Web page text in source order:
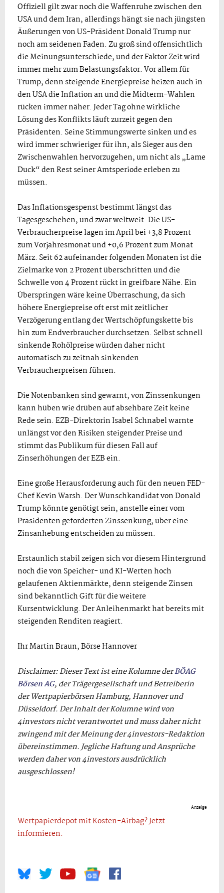
Offiziell gilt zwar noch die Waffenruhe zwischen den
USA und dem Iran, allerdings hängt sie nach jüngsten
Äußerungen von US-Präsident Donald Trump nur
noch am seidenen Faden. Zu groß sind offensichtlich
die Meinungsunterschiede, und der Faktor Zeit wird
immer mehr zum Belastungsfaktor. Vor allem für
Trump, denn steigende Energiepreise heizen auch in
den USA die Inflation an und die Midterm-Wahlen
rücken immer näher. Jeder Tag ohne wirkliche
Lösung des Konflikts läuft zurzeit gegen den
Präsidenten. Seine Stimmungswerte sinken und es
wird immer schwieriger für ihn, als Sieger aus den
Zwischenwahlen hervorzugehen, um nicht als „Lame
Duck“ den Rest seiner Amtsperiode erleben zu
müssen.
Das Inflationsgespenst bestimmt längst das
Tagesgeschehen, und zwar weltweit. Die US-
Verbraucherpreise lagen im April bei +3,8 Prozent
zum Vorjahresmonat und +0,6 Prozent zum Monat
März. Seit 62 aufeinander folgenden Monaten ist die
Zielmarke von 2 Prozent überschritten und die
Schwelle von 4 Prozent rückt in greifbare Nähe. Ein
Überspringen wäre keine Überraschung, da sich
höhere Energiepreise oft erst mit zeitlicher
Verzögerung entlang der Wertschöpfungskette bis
hin zum Endverbraucher durchsetzen. Selbst schnell
sinkende Rohölpreise würden daher nicht
automatisch zu zeitnah sinkenden
Verbraucherpreisen führen.
Die Notenbanken sind gewarnt, von Zinssenkungen
kann hüben wie drüben auf absehbare Zeit keine
Rede sein. EZB-Direktorin Isabel Schnabel warnte
unlängst vor den Risiken steigender Preise und
stimmt das Publikum für diesen Fall auf
Zinserhöhungen der EZB ein.
Eine große Herausforderung auch für den neuen FED-
Chef Kevin Warsh. Der Wunschkandidat von Donald
Trump könnte genötigt sein, anstelle einer vom
Präsidenten geforderten Zinssenkung, über eine
Zinsanhebung entscheiden zu müssen.
Erstaunlich stabil zeigen sich vor diesem Hintergrund
noch die von Speicher- und KI-Werten hoch
gelaufenen Aktienmärkte, denn steigende Zinsen
sind bekanntlich Gift für die weitere
Kursentwicklung. Der Anleihenmarkt hat bereits mit
steigenden Renditen reagiert.
Ihr Martin Braun, Börse Hannover
Disclaimer: Dieser Text ist eine Kolumne derBÖAG
Börsen AG, der Trägergesellschaft und Betreiberin
der Wertpapierbörsen Hamburg, Hannover und
Düsseldorf. Der Inhalt der Kolumne wird von
4investors nicht verantwortet und muss daher nicht
zwingend mit der Meinung der 4investors-Redaktion
übereinstimmen. Jegliche Haftung und Ansprüche
werden daher von 4investors ausdrücklich
ausgeschlossen!
Anzeige
Wertpapierdepot mit Kosten-Airbag? Jetzt
informieren.